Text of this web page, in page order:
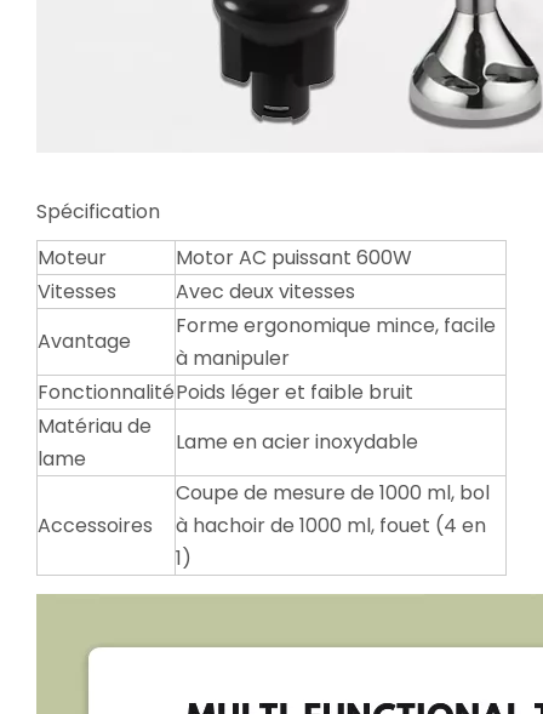
Spécification
Moteur
Motor AC puissant 600W
Vitesses
Avec deux vitesses
Avantage
Forme ergonomique mince, facile
à manipuler
FonctionnalitéPoids léger et faible bruit
Matériau de
lame
Lame en acier inoxydable
Accessoires
Coupe de mesure de 1000 ml, bol
à hachoir de 1000 ml, fouet (4 en
1)